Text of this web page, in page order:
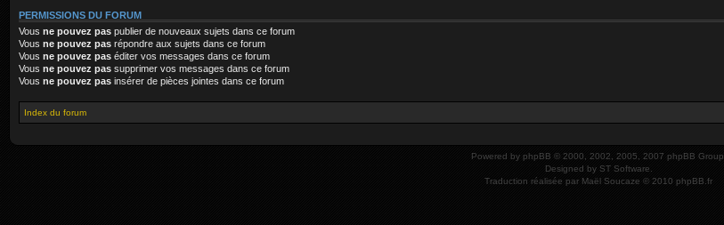
PERMISSIONS DU FORUM
Vous ne pouvez pas publier de nouveaux sujets dans ce forum
Vous ne pouvez pas répondre aux sujets dans ce forum
Vous ne pouvez pas éditer vos messages dans ce forum
Vous ne pouvez pas supprimer vos messages dans ce forum
Vous ne pouvez pas insérer de pièces jointes dans ce forum
Index du forum
Powered by phpBB © 2000, 2002, 2005, 2007 phpBB Group.
Designed by ST Software
Traduction réalisée par Maël Soucaze © 2010 phpBB.fr